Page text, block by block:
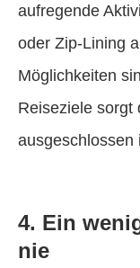
aufregende
oder Zip-Lining
Möglichkeiten
Reiseziele sorgt
ausgeschlossen
4. Ein
nie